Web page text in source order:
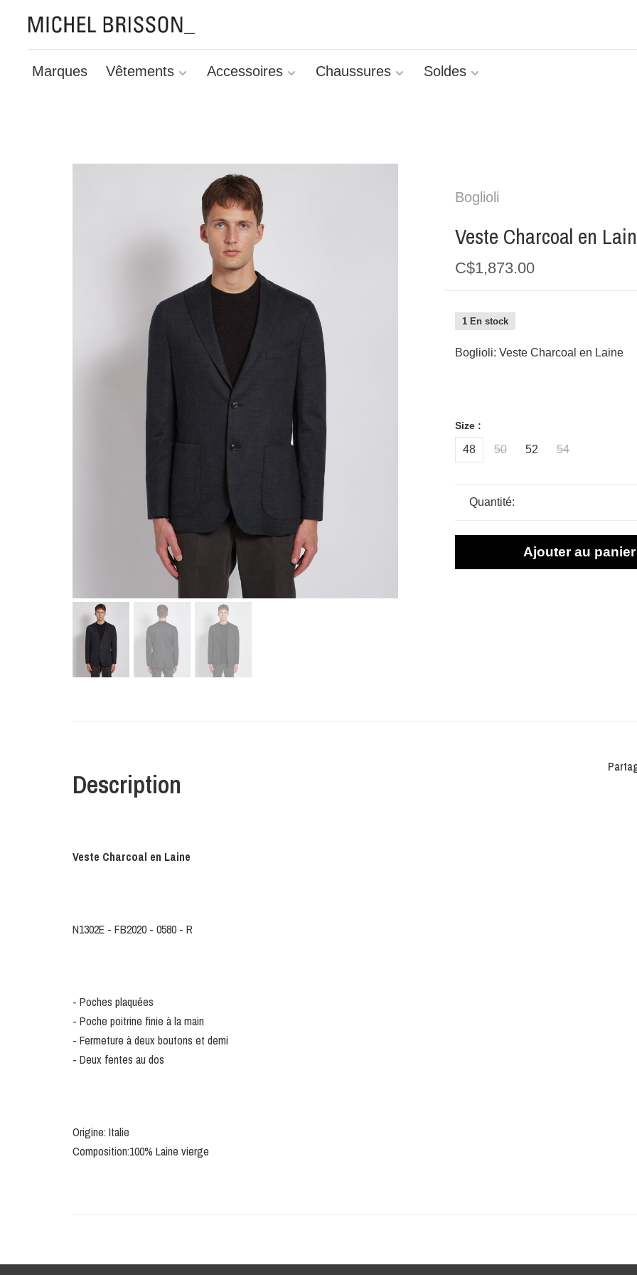
Marques Vêtements Accessoires Chaussures Soldes
Boglioli
Veste Charcoal en
C$1,873.00
1 En stock
Boglioli: Veste Charcoal en Laine
Size :
48 50 52 54
Quantité:
Ajouter au panier
Description
Veste Charcoal en Laine
N1302E - FB2020 - 0580 - R
- Poches plaquées
- Poche poitrine finie à la main
- Fermeture à deux boutons et demi
- Deux fentes au dos
Origine: Italie
Composition:100% Laine vierge